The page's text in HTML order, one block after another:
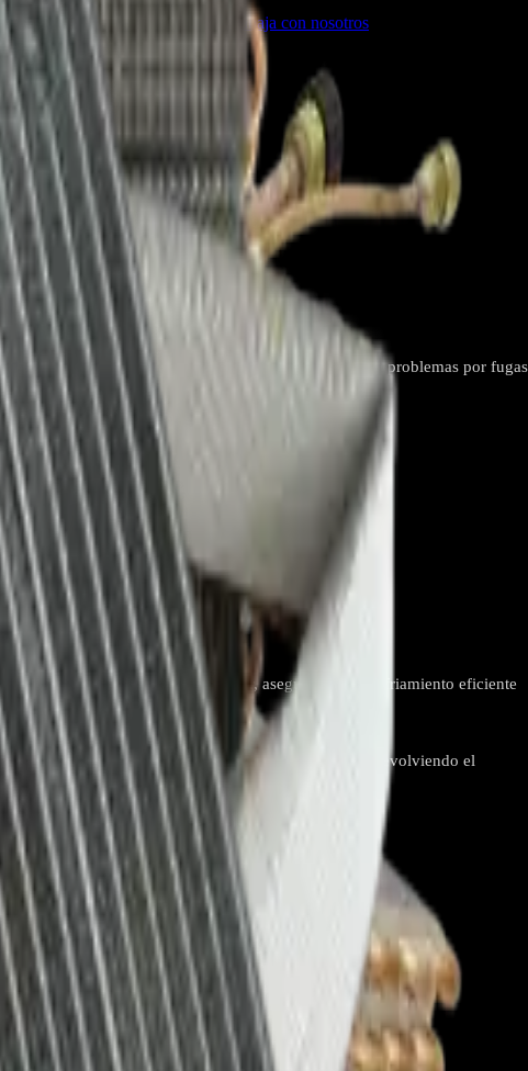
Firmware de TVs
Trabaja con nosotros
calor, restaura la capacidad de enfriamiento y corrige problemas por fugas
es permitir el intercambio de calor, asegurando un enfriamiento eficiente
capacidad de enfriamiento o fugas en el serpentín, devolviendo el